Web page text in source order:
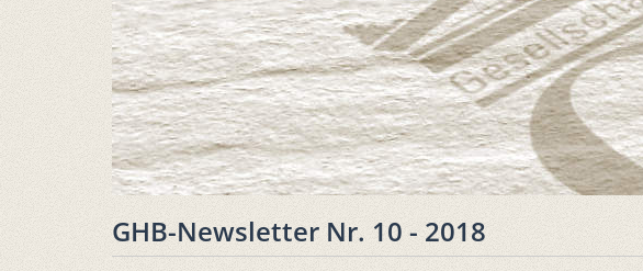
GHB-Newsletter Nr. 10 - 2018